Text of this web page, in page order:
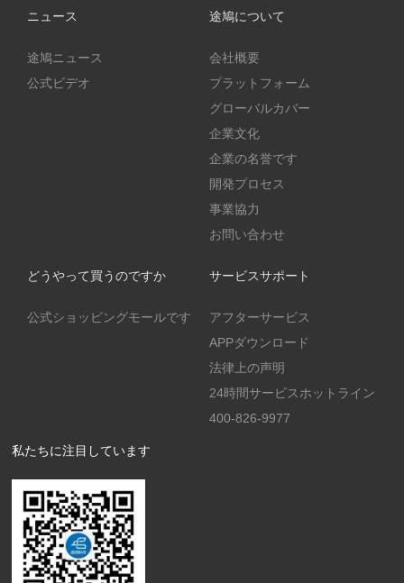
ニュース
途鳩ニュース
公式ビデオ
途鳩について
会社概要
プラットフォーム
グローバルカバー
企業文化
企業の名誉です
開発プロセス
事業協力
お問い合わせ
どうやって買うのですか
公式ショッピングモールです
サービスサポート
アフターサービス
APPダウンロード
法律上の声明
24時間サービスホットライン
400-826-9977
私たちに注目しています